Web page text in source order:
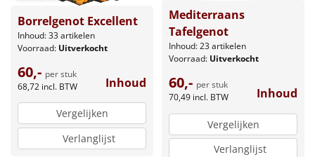
Borrelgenot Excellent
Inhoud: 33 artikelen
Voorraad: Uitverkocht
60,- per stuk
68,72 incl. BTW Inhoud
Vergelijken
Verlanglijst
Mediterraans
Tafelgenot
Inhoud: 23 artikelen
Voorraad: Uitverkocht
60,- per stuk
70,49 incl. BTW Inhoud
Vergelijken
Verlanglijst